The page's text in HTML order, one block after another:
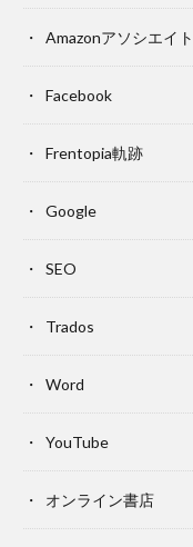
Amazonアソシエイト
Facebook
Frentopia軌跡
Google
SEO
Trados
Word
YouTube
オンライン書店